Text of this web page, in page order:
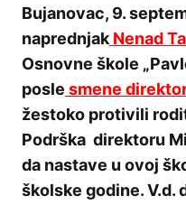
Bujanovac, 9.
naprednjakNenad
Osnovne škole
posle smene
žestoko protivili
Podrška direktoru
da nastave u ovoj
školske godine. V.d.